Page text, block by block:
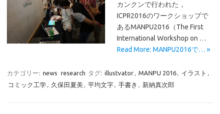
カンクンで行われた，
ICPR2016のワークショップで
あるMANPU2016（The First
International Workshop on …
Read More: MANPU2016で… »
カテゴリー: news research タグ: illustvator, MANPU 2016, イラスト ,
コミック工学, 久保田夏美, 平均文字, 手書き , 新納真次郎